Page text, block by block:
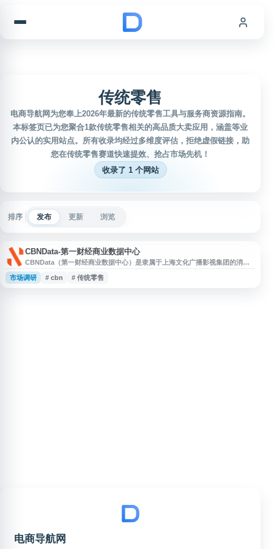
传统零售
电商导航网为您奉上2026年最新的传统零售工具与服务商资源指南。
本标签页已为您聚合1款传统零售相关的高品质大卖应用，涵盖等业
内公认的实用站点。所有收录均经过多维度评估，拒绝虚假链接，助
您在传统零售赛道快速提效、抢占市场先机！
收录了 1 个网站
排序 发布 更新 浏览
CBNData-第一财经商业数据中心
CBNData（第一财经商业数据中心）是隶属于上海文化广播影视集团的消费
研究机构与数字化增长服务商，依托第一财经媒体资源，提供消费数据研究报
告、行业资讯、数据指数、活动、视频及直播等内容。网站面向品牌企业和行
市场调研 # cbn # 传统零售
电商导航网